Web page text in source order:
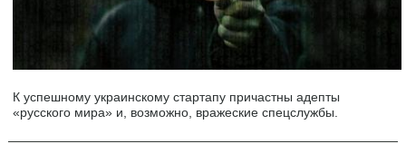
К успешному украинскому стартапу причастны адепты
«русского мира» и, возможно, вражеские спецслужбы.